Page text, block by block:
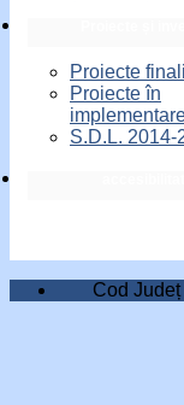
Proiecte
Proiecte în
S.D.L. 2014-
Cod